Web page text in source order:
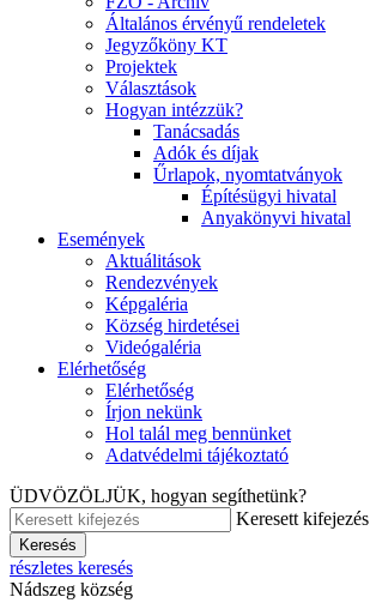
Általános érvényű rendeletek
Jegyzőköny KT
Projektek
Választások
Hogyan intézzük?
Tanácsadás
Adók és díjak
Űrlapok, nyomtatványok
Építésügyi hivatal
Anyakönyvi hivatal
Események
Aktuálitások
Rendezvények
Képgaléria
Község hirdetései
Videógaléria
Elérhetőség
Elérhetőség
Írjon nekünk
Hol talál meg bennünket
Adatvédelmi tájékoztató
ÜDVÖZÖLJÜK, hogyan segíthetünk?
Keresett kifejezés
Keresés
részletes keresés
Nádszeg község